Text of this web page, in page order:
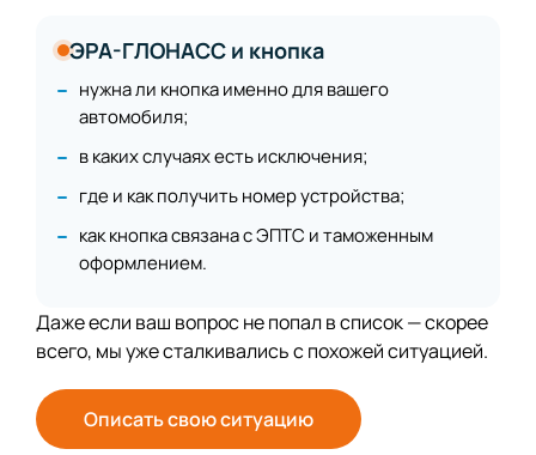
ЭРА-ГЛОНАСС и кнопка
нужна ли кнопка именно для вашего
автомобиля;
в каких случаях есть исключения;
где и как получить номер устройства;
как кнопка связана с ЭПТС и таможенным
оформлением.
Даже если ваш вопрос не попал в список — скорее
всего, мы уже сталкивались с похожей ситуацией.
Описать свою ситуацию